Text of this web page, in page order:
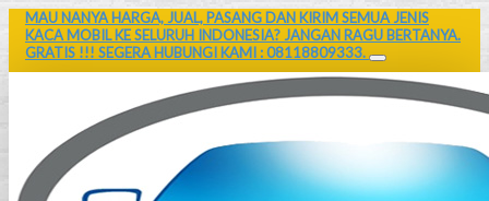
MAU NANYA HARGA, JUAL, PASANG DAN KIRIM SEMUA JENIS
KACA MOBIL KE SELURUH INDONESIA? JANGAN RAGU BERTANYA.
GRATIS !!! SEGERA HUBUNGI KAMI : 08118809333.